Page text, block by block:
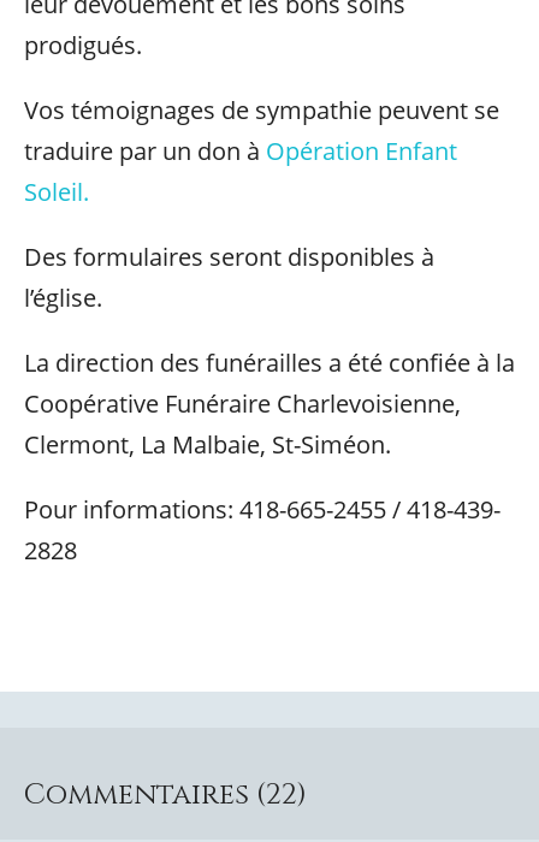
prodigués.
Vos témoignages de sympathie peuvent se
traduire par un don à Opération Enfant
Soleil.
Des formulaires seront disponibles à
l’église.
La direction des funérailles a été confiée à la
Coopérative Funéraire Charlevoisienne,
Clermont, La Malbaie, St-Siméon.
Pour informations: 418-665-2455 / 418-439-
2828
Commentaires (22)